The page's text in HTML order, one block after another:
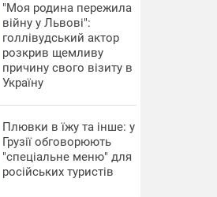
"Моя родина пережила
війну у Львові":
голлівудський актор
розкрив щемливу
причину свого візиту в
Україну
Плювки в їжу та інше: у
Грузії обговорюють
"спеціальне меню" для
російських туристів